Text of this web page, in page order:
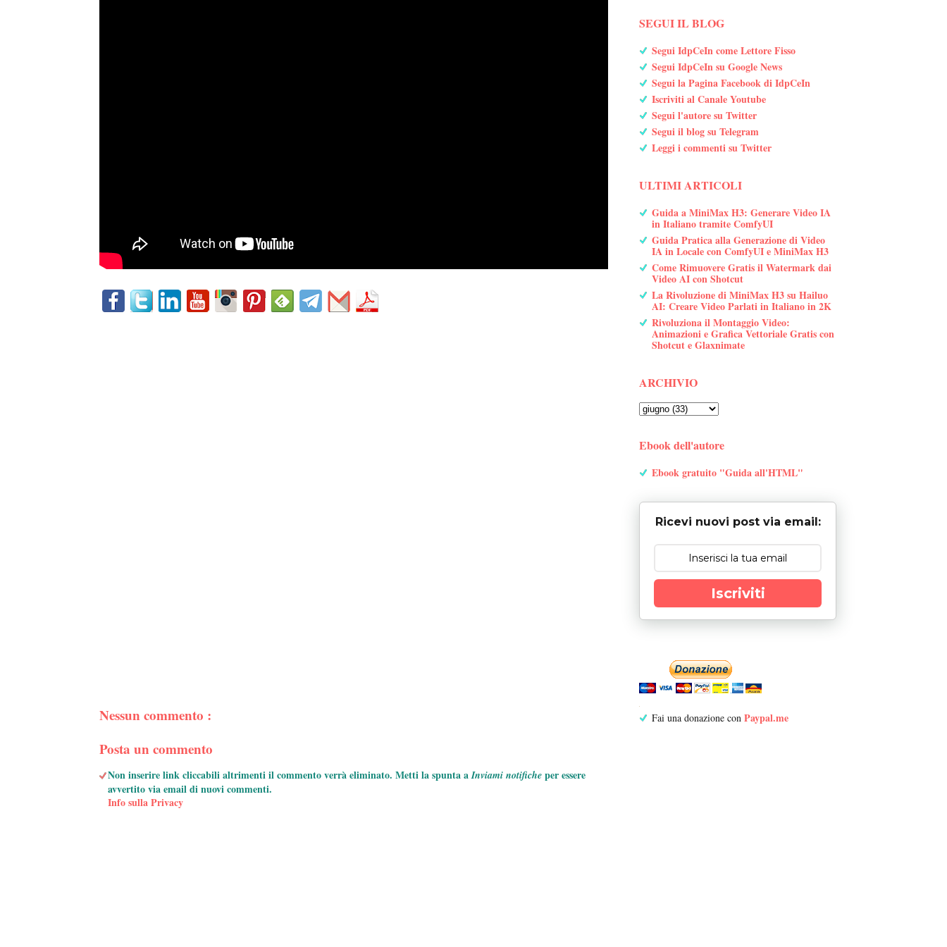
Nessun commento :
Posta un commento
Non inserire link cliccabili altrimenti il commento verrà eliminato. Metti la spunta aInviami notifiche per essere
avvertito via email di nuovi commenti.
Info sulla Privacy
SEGUI IL BLOG
Segui IdpCeIn come Lettore Fisso
Segui IdpCeIn su Google News
Segui la Pagina Facebook di IdpCeIn
Iscriviti al Canale Youtube
Segui l'autore su Twitter
Segui il blog su Telegram
Leggi i commenti su Twitter
ULTIMI ARTICOLI
Guida a MiniMax H3: Generare Video IA
in Italiano tramite ComfyUI
Guida Pratica alla Generazione di Video
IA in Locale con ComfyUI e MiniMax H3
Come Rimuovere Gratis il Watermark dai
Video AI con Shotcut
La Rivoluzione di MiniMax H3 su Hailuo
AI: Creare Video Parlati in Italiano in 2K
Rivoluziona il Montaggio Video:
Animazioni e Grafica Vettoriale Gratis con
Shotcut e Glaxnimate
ARCHIVIO
Ebook dell'autore
Ebook gratuito "Guida all'HTML"
Ricevi nuovi post via email:
Iscriviti
Fai una donazione con Paypal.me